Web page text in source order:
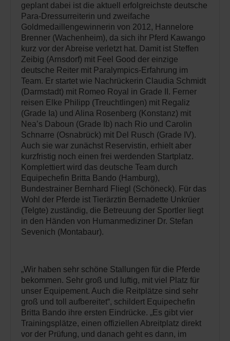
geplant dabei ist die aktuell erfolgreichste deutsche
Para-Dressurreiterin und zweifache
Goldmedaillengewinnerin von 2012, Hannelore
Brenner (Wachenheim), da sich ihr Pferd Kawango
kurz vor der Abreise verletzt hat. Damit ist Steffen
Zeibig (Arnsdorf) mit Feel Good der einzige
deutsche Reiter mit Paralympics-Erfahrung im
Team. Er startet wie Nachrückerin Claudia Schmidt
(Darmstadt) mit Romeo Royal in Grade II. Ferner
reisen Elke Philipp (Treuchtlingen) mit Regaliz
(Grade Ia) und Alina Rosenberg (Konstanz) mit
Nea’s Daboun (Grade Ib) nach Rio und Carolin
Schnarre (Osnabrück) mit Del Rusch (Grade IV).
Auch sie war zunächst Reservistin, erhielt aber
kurzfristig noch einen frei werdenden Startplatz.
Komplettiert wird das deutsche Team durch
Equipechefin Britta Bando (Hamburg),
Bundestrainer Bernhard Fliegl (Schöneck). Für das
Wohl der Pferde ist Tierärztin Bernadette Unkrüer
(Telgte) zuständig, die Betreuung der Sportler liegt
in den Händen von Humanmediziner Dr. Stefan
Sevenich (Montabaur).
„Wir haben sehr schöne Stallungen für die Pferde
bekommen. Sehr groß und luftig, mit viel Platz für
unser Equipement. Auch die Reitplätze sind sehr
groß und toll aufbereitet“, schildert Equipechefin
Britta Bando ihre ersten Eindrücke. „Es gibt vier
Trainingsplätze, einen offiziellen Abreitplatz direkt
vor der Prüfung, und danach geht es dann, im